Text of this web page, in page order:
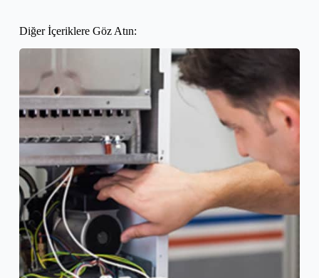
Diğer İçeriklere Göz Atın: